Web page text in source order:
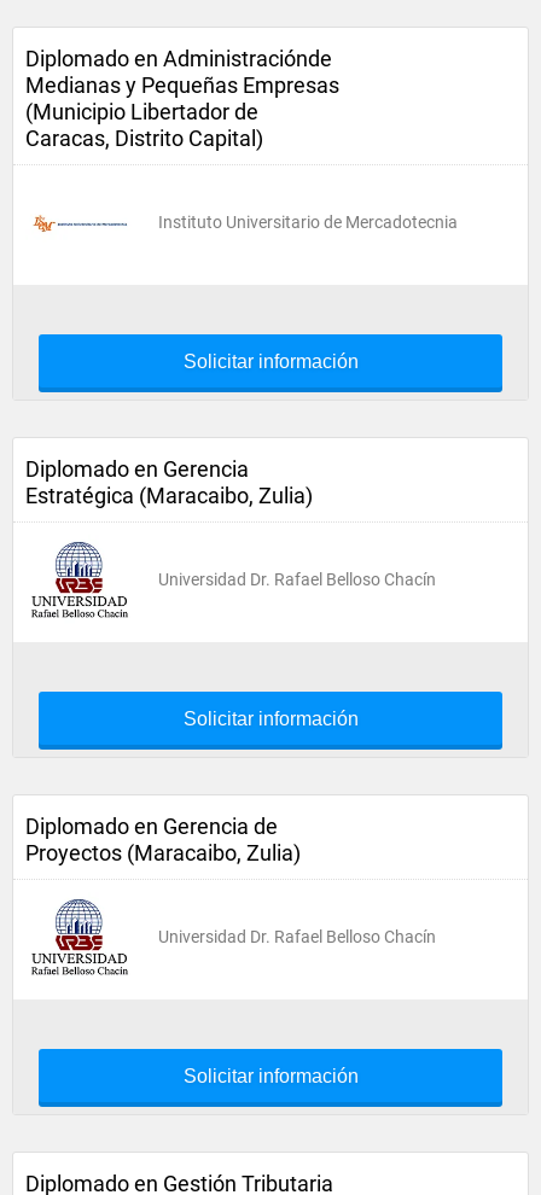
Diplomado en Administraciónde
Medianas y Pequeñas Empresas
(Municipio Libertador de
Caracas, Distrito Capital)
Instituto Universitario de Mercadotecnia
Solicitar información
Diplomado en Gerencia
Estratégica (Maracaibo, Zulia)
Universidad Dr. Rafael Belloso Chacín
Solicitar información
Diplomado en Gerencia de
Proyectos (Maracaibo, Zulia)
Universidad Dr. Rafael Belloso Chacín
Solicitar información
Diplomado en Gestión Tributaria